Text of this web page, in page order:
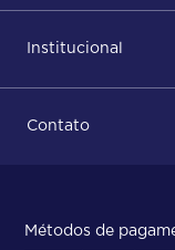
Após conclusão do
Status do pedido e
Institucional
ISO
Contato
Central de
Métodos de